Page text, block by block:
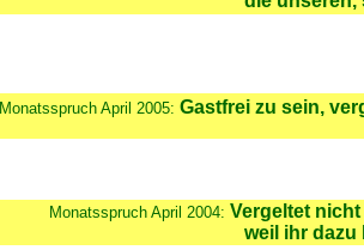
MonatsspruchApril 2005: Gastfrei zu sein,
Monatsspruch April 2004: Vergeltet
weil ihr dazu